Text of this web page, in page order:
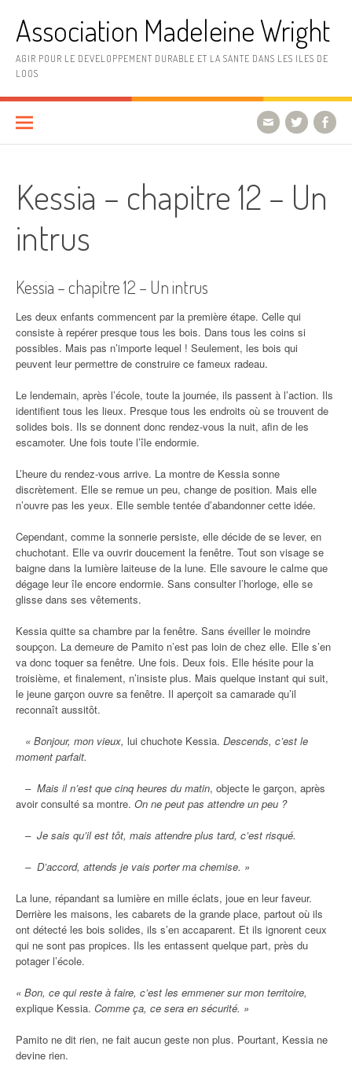
contenuAssociation Madeleine Wright
AGIR POUR LE DEVELOPPEMENT DURABLE ET LA SANTE DANS LES ILES DE
LOOS
Kessia – chapitre 12 – Un
intrus
Kessia – chapitre 12 – Un intrus
Les deux enfants commencent par la première étape. Celle qui
consiste à repérer presque tous les bois. Dans tous les coins si
possibles. Mais pas n’importe lequel ! Seulement, les bois qui
peuvent leur permettre de construire ce fameux radeau.
Le lendemain, après l’école, toute la journée, ils passent à l’action. Ils
identifient tous les lieux. Presque tous les endroits où se trouvent de
solides bois. Ils se donnent donc rendez-vous la nuit, afin de les
escamoter. Une fois toute l’île endormie.
L’heure du rendez-vous arrive. La montre de Kessia sonne
discrètement. Elle se remue un peu, change de position. Mais elle
n’ouvre pas les yeux. Elle semble tentée d’abandonner cette idée.
Cependant, comme la sonnerie persiste, elle décide de se lever, en
chuchotant. Elle va ouvrir doucement la fenêtre. Tout son visage se
baigne dans la lumière laiteuse de la lune. Elle savoure le calme que
dégage leur île encore endormie. Sans consulter l’horloge, elle se
glisse dans ses vêtements.
Kessia quitte sa chambre par la fenêtre. Sans éveiller le moindre
soupçon. La demeure de Pamito n’est pas loin de chez elle. Elle s’en
va donc toquer sa fenêtre. Une fois. Deux fois. Elle hésite pour la
troisième, et finalement, n’insiste plus. Mais quelque instant qui suit,
le jeune garçon ouvre sa fenêtre. Il aperçoit sa camarade qu’il
reconnaît aussitôt.
« Bonjour, mon vieux, lui chuchote Kessia. Descends, c’est le
moment parfait.
– Mais il n’est que cinq heures du matin, objecte le garçon, après
avoir consulté sa montre. On ne peut pas attendre un peu ?
– Je sais qu’il est tôt, mais attendre plus tard, c’est risqué.
– D’accord, attends je vais porter ma chemise. »
La lune, répandant sa lumière en mille éclats, joue en leur faveur.
Derrière les maisons, les cabarets de la grande place, partout où ils
ont détecté les bois solides, ils s’en accaparent. Et ils ignorent ceux
qui ne sont pas propices. Ils les entassent quelque part, près du
potager l’école.
« Bon, ce qui reste à faire, c’est les emmener sur mon territoire,
explique Kessia. Comme ça, ce sera en sécurité. »
Pamito ne dit rien, ne fait aucun geste non plus. Pourtant, Kessia ne
devine rien.